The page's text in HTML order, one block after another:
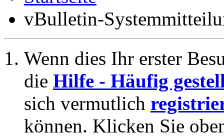
vBulletin-
Wenn dies Ihr erster
die Hilfe - Häufig
sich vermutlich
können. Klicken Sie